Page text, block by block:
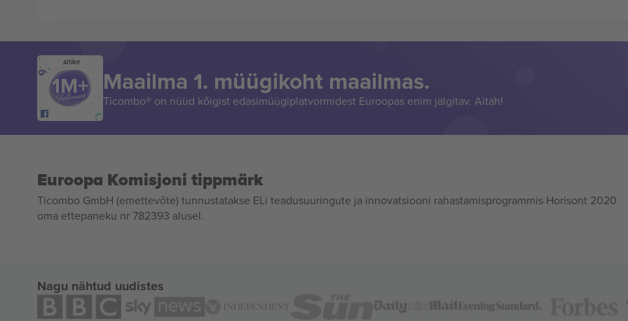
AITÄH!
Maailma 1. müügikoht maailmas.
Ticombo® on nüüd kõigist edasimüügiplatvormidest Euroopas enim jälgitav. Aitäh!
Euroopa Komisjoni tippmärk
Ticombo GmbH (emettevõte) tunnustatakse ELi teadusuuringute ja innovatsiooni rahastamisprogrammis Horisont 2020
oma ettepaneku nr 782393 alusel.
Nagu nähtud uudistes